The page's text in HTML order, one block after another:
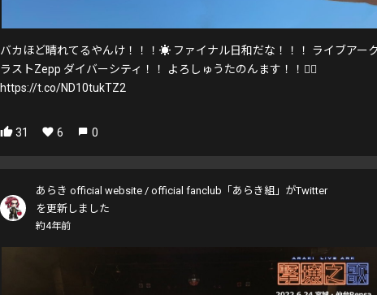
バカほど晴れてるやんけ！！！☀️ ファイナル日和だな！！！ ライブアー
ラストZepp ダイバーシティ！！ よろしゅうたのんます！！❤️‍🔥
https://t.co/ND10tukTZ2
31 6 0
あらき official website / official fanclub「あらき組」がTwitter
を更新しました
約4年前